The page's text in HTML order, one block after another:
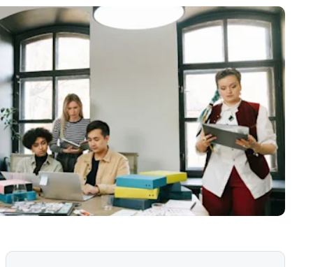
SSO
Endpunkterkennung
und -reaktion
Foxpass Wi-Fi Zugriff
und Kontrolle
Sicherer Zero-Trust-
Arbeitsbereich
Shield (Anti-Betrug)
Alle Produkte
Unterhaltung
und
Sektor
und Design
Buchhaltung
Unterhaltung
anzeigen
Deutsch
Español
Italiano
Nederlands
Português
简体中文
繁體中文
日本語
ภาษาไทย